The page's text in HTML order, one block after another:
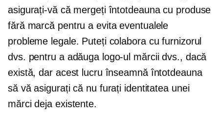
asigurați-vă că mergeți întotdeauna cu produse
fără marcă pentru a evita eventualele
probleme legale. Puteți colabora cu furnizorul
dvs. pentru a adăuga logo-ul mărcii dvs., dacă
există, dar acest lucru înseamnă întotdeauna
să vă asigurați că nu furați identitatea unei
mărci deja existente.